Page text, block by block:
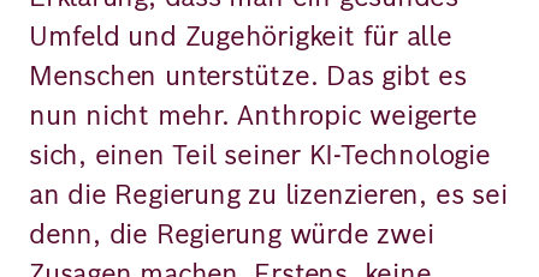
Umfeld und Zugehörigkeit für alle
Menschen unterstütze. Das gibt es
nun nicht mehr. Anthropic weigerte
sich, einen Teil seiner KI-Technologie
an die Regierung zu lizenzieren, es sei
denn, die Regierung würde zwei